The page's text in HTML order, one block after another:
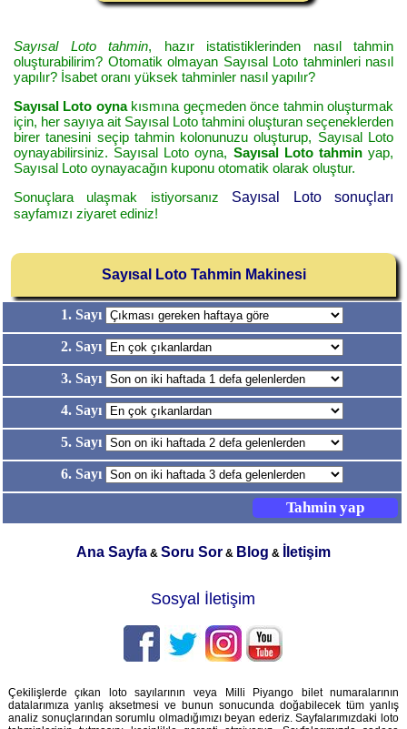
Sayısal Loto tahmin, hazır istatistiklerinden nasıl tahmin
oluşturabilirim? Otomatik olmayan Sayısal Loto tahminleri nasıl
yapılır? İsabet oranı yüksek tahminler nasıl yapılır?
Sayısal Loto oynakısmına geçmeden önce tahmin oluşturmak
için, her sayıya ait Sayısal Loto tahmini oluşturan seçeneklerden
birer tanesini seçip tahmin kolonunuzu oluşturup, Sayısal Loto
oynayabilirsiniz. Sayısal Loto oyna, Sayısal Loto tahminyap,
Sayısal Loto oynayacağın kuponu otomatik olarak oluştur.
Sonuçlara ulaşmak istiyorsanız Sayısal Loto sonuçları
sayfamızı ziyaret ediniz!
Sayısal Loto Tahmin Makinesi
1. Sayı
2. Sayı
3. Sayı
4. Sayı
5. Sayı
6. Sayı
Ana Sayfa& Soru Sor& Blog & İletişim
Sosyal İletişim
Çekilişlerde çıkan loto sayılarının veya Milli Piyango bilet numaralarının
datalarımıza yanlış aksetmesi ve bunun sonucunda doğabilecek tüm yanlış
analiz sonuçlarından sorumlu olmadığımızı beyan ederiz. Sayfalarımızdaki loto